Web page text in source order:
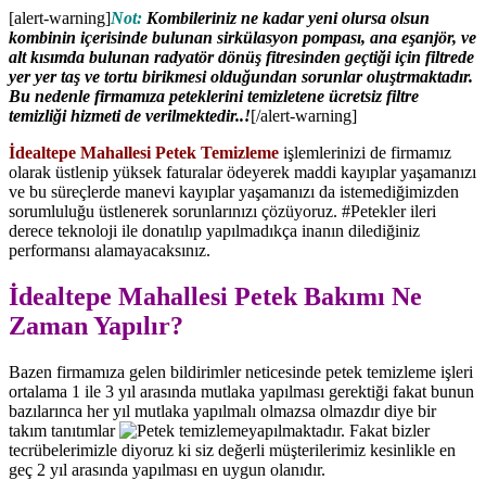
[alert-warning]Not: Kombileriniz ne kadar yeni olursa olsun
kombinin içerisinde bulunan sirkülasyon pompası, ana eşanjör, ve
alt kısımda bulunan radyatör dönüş fitresinden geçtiği için filtrede
yer yer taş ve tortu birikmesi olduğundan sorunlar oluştrmaktadır.
Bu nedenle firmamıza peteklerini temizletene ücretsiz filtre
temizliği hizmeti de verilmektedir..![/alert-warning]
İdealtepe Mahallesi Petek Temizleme işlemlerinizi de firmamız
olarak üstlenip yüksek faturalar ödeyerek maddi kayıplar yaşamanızı
ve bu süreçlerde manevi kayıplar yaşamanızı da istemediğimizden
sorumluluğu üstlenerek sorunlarınızı çözüyoruz. #Petekler ileri
derece teknoloji ile donatılıp yapılmadıkça inanın dilediğiniz
performansı alamayacaksınız.
İdealtepe Mahallesi Petek Bakımı Ne
Zaman Yapılır?
Bazen firmamıza gelen bildirimler neticesinde petek temizleme işleri
ortalama 1 ile 3 yıl arasında mutlaka yapılması gerektiği fakat bunun
bazılarınca her yıl mutlaka yapılmalı olmazsa olmazdır diye bir
takım tanıtımlar
yapılmaktadır. Fakat bizler
tecrübelerimizle diyoruz ki siz değerli müşterilerimiz kesinlikle en
geç 2 yıl arasında yapılması en uygun olanıdır.